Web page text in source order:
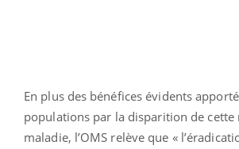
En plus des bénéfices évidents
populations par la disparition de cette
maladie, l’OMS relève que «